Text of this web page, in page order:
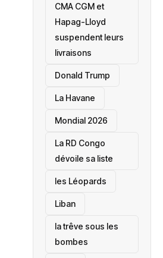
CMA CGM et
Hapag-Lloyd
suspendent leurs
livraisons
Donald Trump
La Havane
Mondial 2026
La RD Congo
dévoile sa liste
les Léopards
‎Liban
la trêve sous les
bombes